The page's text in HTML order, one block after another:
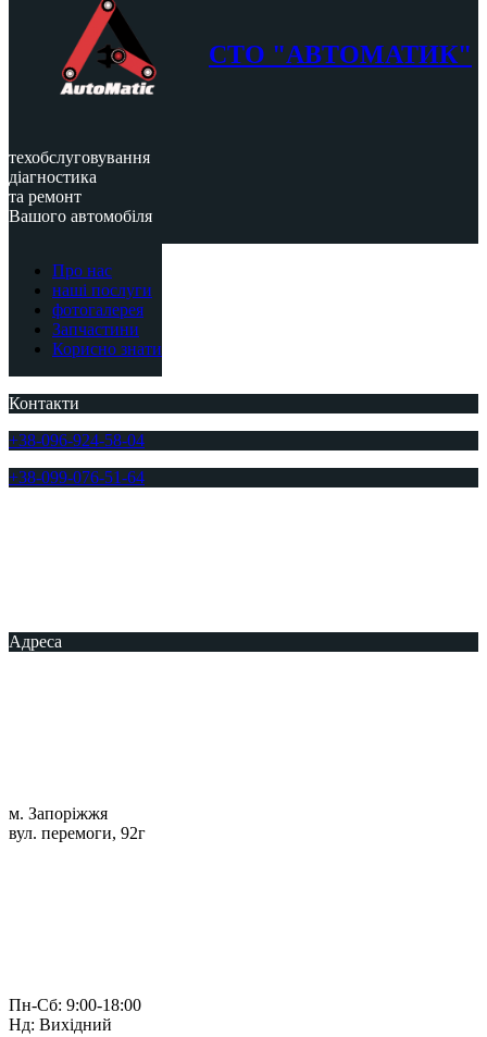
СТО "АВТОМАТИК"
техобслуговування
діагностика
та ремонт
Вашого автомобіля
Про нас
наші послуги
фотогалерея
Запчастини
Корисно знати
Контакти
+38-096-924-58-04
+38-099-076-51-64
Адреса
м. Запоріжжя
вул. перемоги, 92г
Пн-Сб: 9:00-18:00
Нд: Вихідний